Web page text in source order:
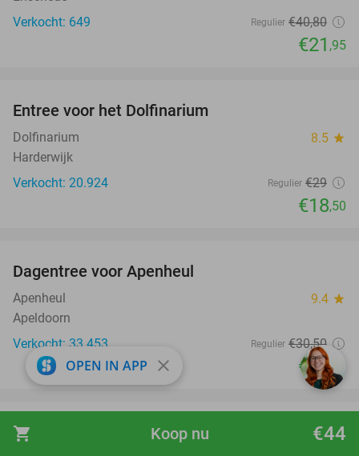
shopping_cart €44
Koop nu
Verkocht: 649
Regulier €40,80
€21 ,95
Entree voor het Dolfinarium
Dolfinarium 8.5 star
Harderwijk
Verkocht: 20.924
Regulier €29
€18,50
Dagentree voor Apenheul
Apenheul 9.4 star
Apeldoorn
Verkocht: 33.453
Regulier €30,50
€19,50
20%
favorite_border
Entree zwemparadijs + friet met snack en saus
OPEN IN APP close